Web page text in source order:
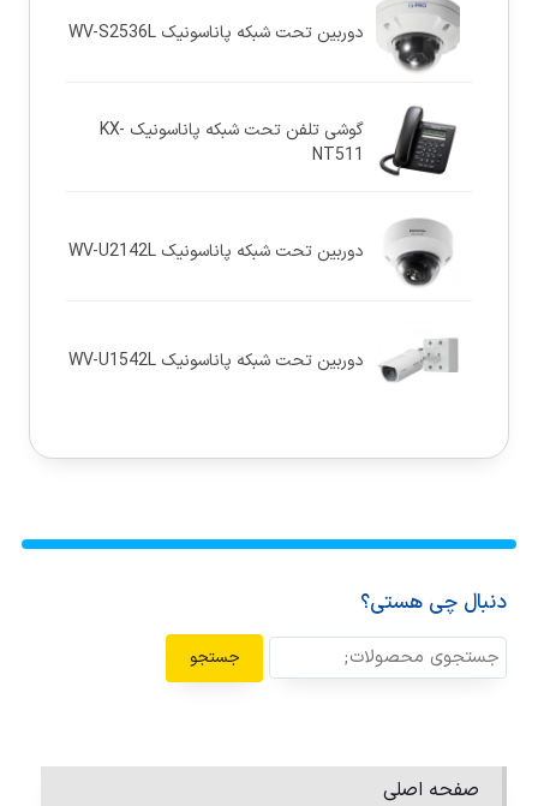
دوربین تحت شبکه پاناسونيک WV-S2536L
گوشی تلفن تحت شبکه پاناسونیک KX-
NT511
دوربین تحت شبکه پاناسونيک WV-U2142L
دوربین تحت شبکه پاناسونيک WV-U1542L
دنبال چی هستی؟
جستجو
صفحه اصلی